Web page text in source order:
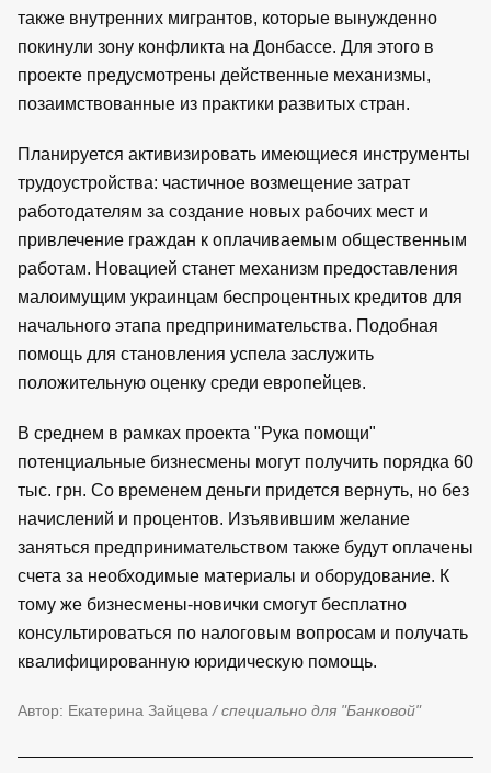
также внутренних мигрантов, которые вынужденно
покинули зону конфликта на Донбассе. Для этого в
проекте предусмотрены действенные механизмы,
позаимствованные из практики развитых стран.
Планируется активизировать имеющиеся инструменты
трудоустройства: частичное возмещение затрат
работодателям за создание новых рабочих мест и
привлечение граждан к оплачиваемым общественным
работам. Новацией станет механизм предоставления
малоимущим украинцам беспроцентных кредитов для
начального этапа предпринимательства. Подобная
помощь для становления успела заслужить
положительную оценку среди европейцев.
В среднем в рамках проекта "Рука помощи"
потенциальные бизнесмены могут получить порядка 60
тыс. грн. Со временем деньги придется вернуть, но без
начислений и процентов. Изъявившим желание
заняться предпринимательством также будут оплачены
счета за необходимые материалы и оборудование. К
тому же бизнесмены-новички смогут бесплатно
консультироваться по налоговым вопросам и получать
квалифицированную юридическую помощь.
Автор: Екатерина Зайцева / специально для "Банковой"